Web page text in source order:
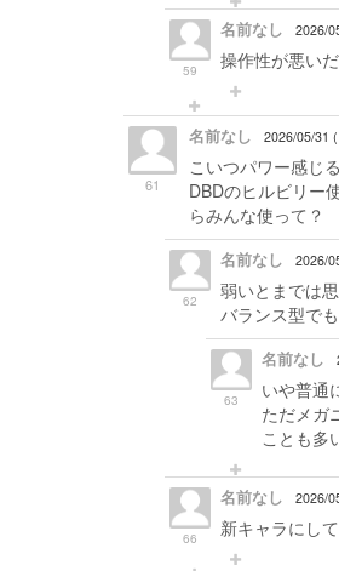
59
名前なし 2026/
操作性が悪い
61
名前なし 2026/05/31
こいつパワー感じ
DBDのヒルビリー
らみんな使って？
62
名前なし 2026/
弱いとまでは
バランス型で
63
名前なし
いや普通
ただメガ
ことも多
66
名前なし 2026/
新キャラにし